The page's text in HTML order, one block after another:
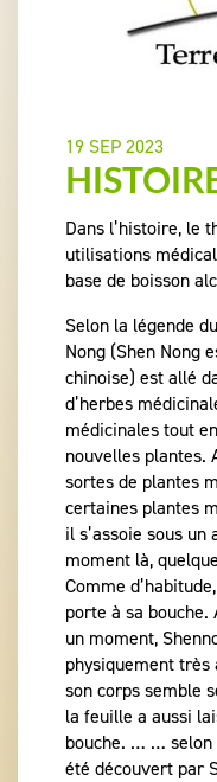
19 SEP 2023
Dans l’histoire, le
utilisations
base de boisson
Selon la légende
Nong (Shen Nong
chinoise) est allé
d’herbes
médicinales tout
nouvelles plantes.
sortes de plantes
certaines plantes
il s’assoie sous
moment là,
Comme
porte à sa
un moment,
physiquement très
son corps semble
la feuille a aussi
bouche. … … selon
été découvert par